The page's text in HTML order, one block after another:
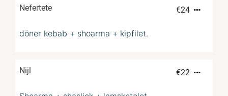
Nefertete €24
döner kebab + shoarma + kipfilet.
Nijl €22